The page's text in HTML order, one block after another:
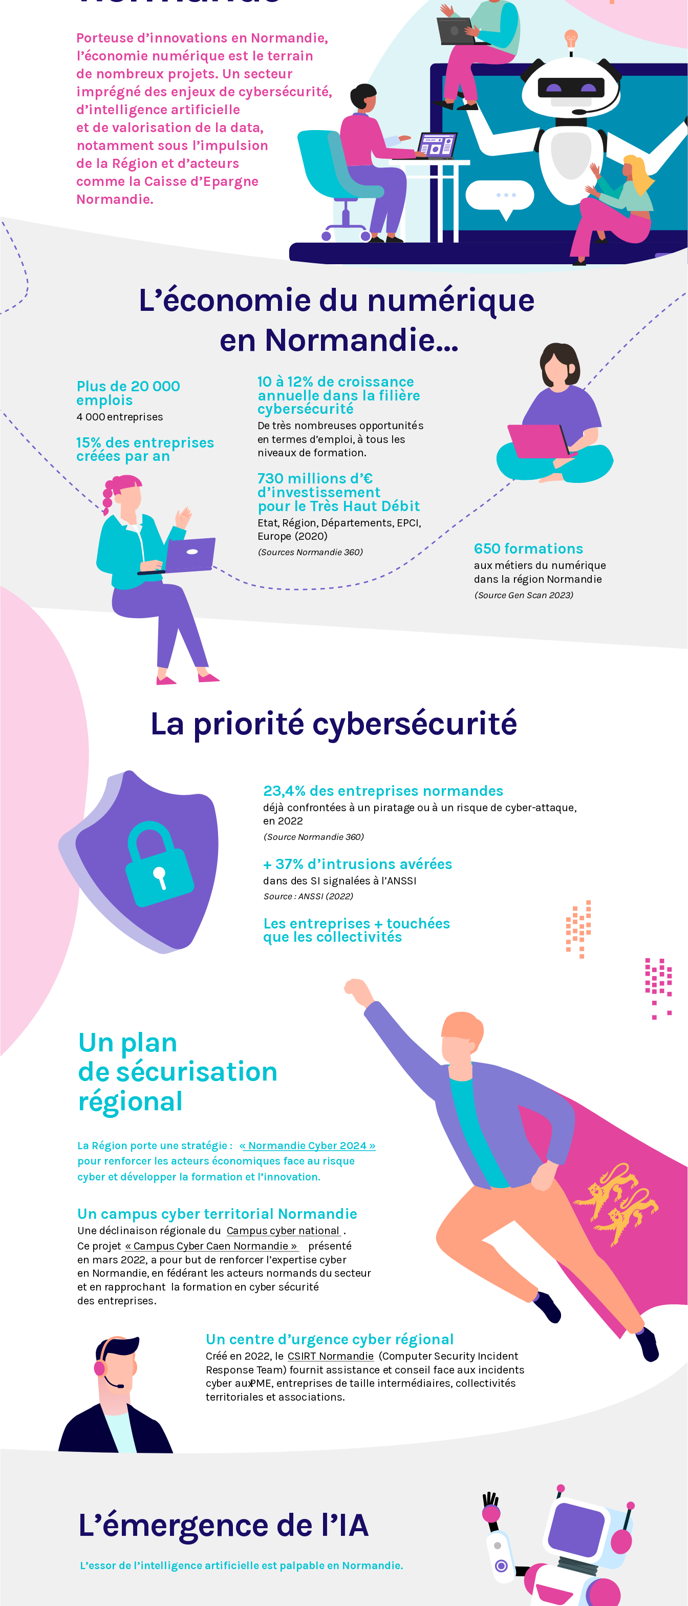
Porteuse d’innovations en Normandie,
l’économie numérique est le terrain
de nombreux projets. Un secteur
imprégné des enjeux de cybersécurité,
d’intelligence artificielle
et de valorisation de la data,
notamment sous l’impulsion
de la Région et d’acteurs
comme la Caisse d’Epargne
Normandie.
L’économie du numérique
en Normandie…
La priorité cybersécurité
Plus de 20 000
emplois
4 000entreprises
15% des entreprises
créées par an
10 à 12% de croissance
annuelle dans la filière
cybersécurité
De très nombreuses opportunités
en termes d’emploi, à tous les
niveaux de formation.
730 millions d’€
d’investissement
pour le Très Haut Débit
Etat, Région, Départements, EPCI,
Europe (2020)
(Sources Normandie 360) 650 formations
aux métiers du numérique
dans la région Normandie
(Source Gen Scan 2023)
23,4% des entreprises normandes
déjà confrontées à un piratage ou à un risque de cyber-attaque,
en 2022
(Source Normandie 360)
+ 37% d’intrusions avérées
dans des SI signalées à l’ANSSI
Source : ANSSI (2022)
Les entreprises + touchées
que les collectivités
Un plan
de sécurisation
régional
La Région porte une stratégie :
pour renforcer les acteurs économiques face au risque
cyber et développer la formation et l’innovation.
Un campus cyber territorial Normandie
Une déclinaison régionale du
.
Ce projet « Campus Cyber Caen Normandie » présenté
en mars 2022, a pour but de renforcer l’expertise cyber
en Normandie, en fédérant les acteurs normands du secteur
et en rapprochant la formation en cyber sécurité
des entreprises.
Un centre d’urgence cyber régional
Créé en 2022, le CSIRT Normandie (Computer Security Incident
Response Team) fournit assistance et conseil face aux incidents
cyber aux PME, entreprises de taille intermédiaires, collectivités
territoriales et associations.
L’émergence de l’IA
L’essor de l’intelligence artificielle est palpable en Normandie.
« Normandie Cyber 2024 »
Campus cyber national